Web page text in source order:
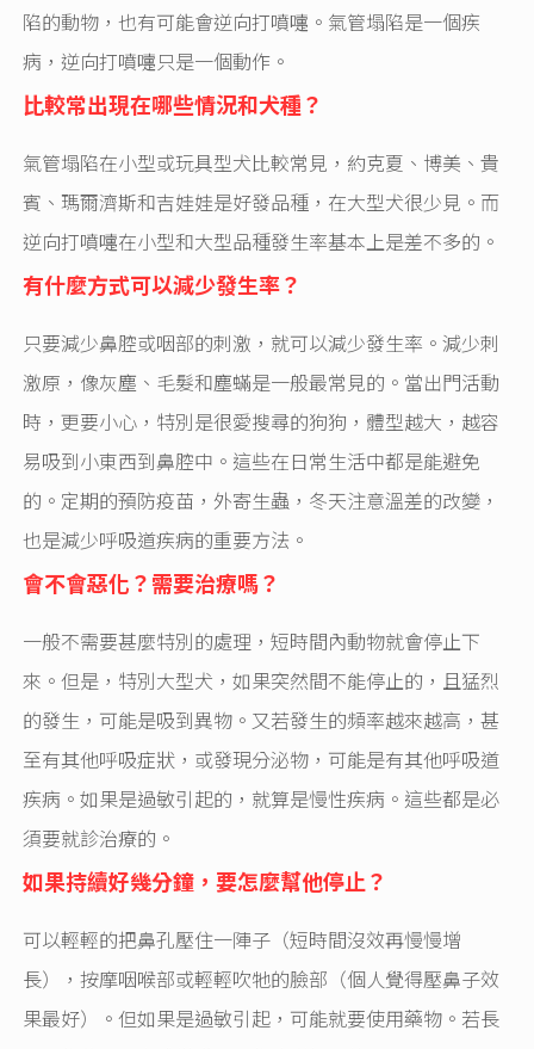
陷的動物，也有可能會逆向打噴嚏。氣管塌陷是一個疾
病，逆向打噴嚏只是一個動作。
比較常出現在哪些情況和犬種？
氣管塌陷在小型或玩具型犬比較常見，約克夏、博美、貴
賓、瑪爾濟斯和吉娃娃是好發品種，在大型犬很少見。而
逆向打噴嚏在小型和大型品種發生率基本上是差不多的。
有什麼方式可以減少發生率？
只要減少鼻腔或咽部的刺激，就可以減少發生率。減少刺
激原，像灰塵、毛髮和塵蟎是一般最常見的。當出門活動
時，更要小心，特別是很愛搜尋的狗狗，體型越大，越容
易吸到小東西到鼻腔中。這些在日常生活中都是能避免
的。定期的預防疫苗，外寄生蟲，冬天注意溫差的改變，
也是減少呼吸道疾病的重要方法。
會不會惡化？需要治療嗎？
一般不需要甚麼特別的處理，短時間內動物就會停止下
來。但是，特別大型犬，如果突然間不能停止的，且猛烈
的發生，可能是吸到異物。又若發生的頻率越來越高，甚
至有其他呼吸症狀，或發現分泌物，可能是有其他呼吸道
疾病。如果是過敏引起的，就算是慢性疾病。這些都是必
須要就診治療的。
如果持續好幾分鐘，要怎麼幫他停止？
可以輕輕的把鼻孔壓住一陣子（短時間沒效再慢慢增
長），按摩咽喉部或輕輕吹牠的臉部（個人覺得壓鼻子效
果最好）。但如果是過敏引起，可能就要使用藥物。若長